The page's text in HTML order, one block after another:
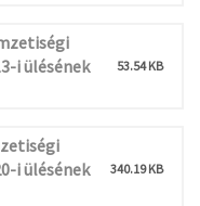
i ülésének
53.54 KB
i ülésének
340.19 KB